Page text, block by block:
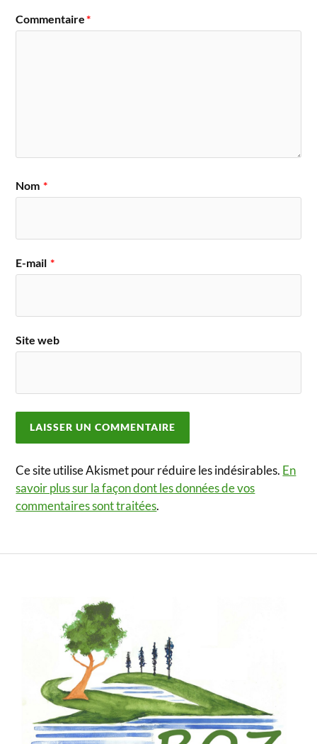
Commentaire*
Nom *
E-mail *
Site web
Ce site utilise Akismet pour réduire les indésirables. En
savoir plus sur la façon dont les données de vos
commentaires sont traitées.